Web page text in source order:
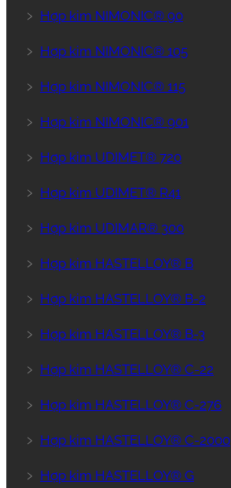
﹥ Hợp kim NIMONIC® 90
﹥ Hợp kim NIMONIC® 105
﹥ Hợp kim NIMONIC® 115
﹥ Hợp kim NIMONIC® 901
﹥ Hợp kim UDIMET® 720
﹥ Hợp kim UDIMET® R41
﹥ Hợp kim UDIMAR® 300
﹥ Hợp kim HASTELLOY® B
﹥ Hợp kim HASTELLOY® B-2
﹥ Hợp kim HASTELLOY® B-3
﹥ Hợp kim HASTELLOY® C-22
﹥ Hợp kim HASTELLOY® C-276
﹥ Hợp kim HASTELLOY® C-2000
﹥ Hợp kim HASTELLOY® G